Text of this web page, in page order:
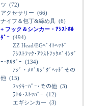
ツ (72)
アクセサリー (66)
ナイフ＆包丁&締め具 (6)
+ フック＆シンカー・ｱｼｽﾄﾎﾙ
ﾀﾞｰ (494)
ZZ Head/EGﾍﾞｲﾄﾍｯﾄﾞ
ｱｼｽﾄﾌｯｸ･ｱｼｽﾄﾌｯｸﾊﾞｲﾝﾀﾞ
ｰ･ﾎﾙﾀﾞｰ (134)
ｱｼﾞ・ﾒﾊﾞﾙｼﾞｸﾞﾍｯﾄﾞその
他 (15)
ﾌｯｸｷｰﾊﾟｰ･その他 (3)
ﾗﾄﾙ･ｽﾄｯﾊﾟｰ (12)
エギシンカー (3)